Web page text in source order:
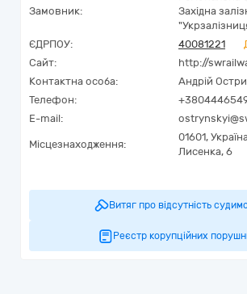
Замовник:
Західна
ЄДРПОУ:
40081221
Сайт:
http://
Контактна особа:
Андрій
Телефон:
E-mail:
Місцезнаходження:
01601,
Лисенка, 6
Витяг про відсутність
Реєстр корупційних